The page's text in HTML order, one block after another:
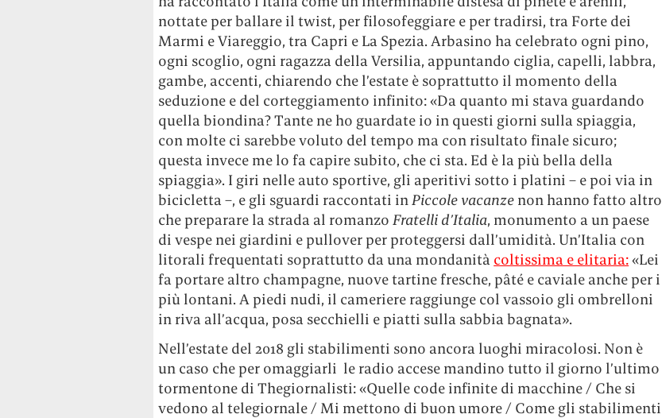
nottate per ballare il twist, per filosofeggiare e per tradirsi, tra Forte dei
Marmi e Viareggio, tra Capri e La Spezia. Arbasino ha celebrato ogni pino,
ogni scoglio, ogni ragazza della Versilia, appuntando ciglia, capelli, labbra,
gambe, accenti, chiarendo che l’estate è soprattutto il momento della
seduzione e del corteggiamento infinito: «Da quanto mi stava guardando
quella biondina? Tante ne ho guardate io in questi giorni sulla spiaggia,
con molte ci sarebbe voluto del tempo ma con risultato finale sicuro;
questa invece me lo fa capire subito, che ci sta. Ed è la più bella della
spiaggia». I giri nelle auto sportive, gli aperitivi sotto i platini – e poi via in
bicicletta –, e gli sguardi raccontati inPiccole vacanze non hanno fatto altro
che preparare la strada al romanzoFratelli d’Italia, monumento a un paese
di vespe nei giardini e pullover per proteggersi dall’umidità. Un’Italia con
litorali frequentati soprattutto da una mondanità coltissima e elitaria:«Lei
fa portare altro champagne, nuove tartine fresche, pâté e caviale anche per i
più lontani. A piedi nudi, il cameriere raggiunge col vassoio gli ombrelloni
in riva all’acqua, posa secchielli e piatti sulla sabbia bagnata».
Nell’estate del 2018 gli stabilimenti sono ancora luoghi miracolosi. Non è
un caso che per omaggiarli le radio accese mandino tutto il giorno l’ultimo
tormentone di Thegiornalisti: «Quelle code infinite di macchine / Che si
vedono al telegiornale / Mi mettono di buon umore / Come gli stabilimenti